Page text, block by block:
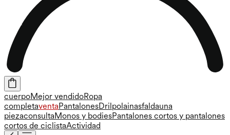
cuerpoMejor vendidoRopa
completaventa PantalonesDril polainasfaldauna
piezaconsulta Monos y bodiesPantalones cortos y pantalones
cortos de ciclistaActividad